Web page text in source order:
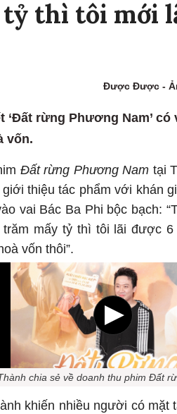
thì tôi mới
Được Được -
‘Đất rừng Phương Nam’
vốn.
Đất rừng Phương Nam tại
thiệu tác phẩm với khán
vai Bác Ba Phi bộc bạch:
mấy tỷ thì tôi lãi được
vốn thôi”.
chia sẻ về doanh thu phim Đất
khiến nhiều người có mặt